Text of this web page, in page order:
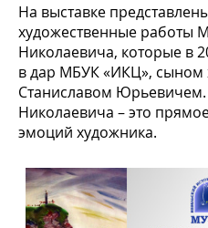
На выставке
художественные работы
Николаевича, которые в
в дар МБУК «ИКЦ», сыном
Станиславом
Николаевича – это
эмоций художника.